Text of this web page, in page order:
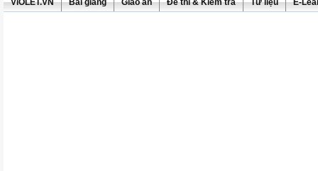
ViOLET.VN Bài giảng Giáo án Đề thi & Kiểm tra Tư liệu E-